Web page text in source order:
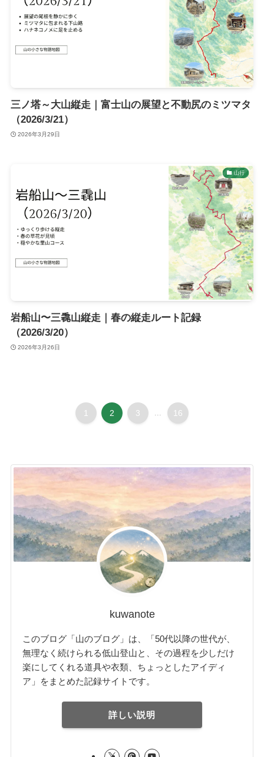
三ノ塔～大山縦走｜富士山の展望と不動尻のミツマタ
（2026/3/21）
2026年3月29日
山行
岩船山〜三毳山縦走｜春の縦走ルート記録
（2026/3/20）
2026年3月26日
1 2 3 ... 16
kuwanote
このブログ「山のブログ」は、「50代以降の世代が、
無理なく続けられる低山登山と、その過程を少しだけ
楽にしてくれる道具や衣類、ちょっとしたアイディ
ア」をまとめた記録サイトです。
詳しい説明